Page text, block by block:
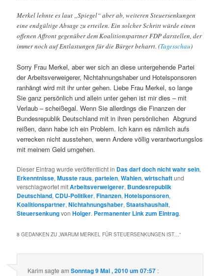
Merkel lehnte es laut „Spiegel“ aber ab, weiteren Steuersenkungen
eine endgültige Absage zu erteilen. Ein solcher Schritt würde einen
offenen Affront gegenüber dem Koalitionspartner FDP darstellen, der
immer noch auf Entlastungen für die Bürger beharrt. (Tagesschau)
Sorry Frau Merkel, aber wer sich an diese untergehende Partei
der Arbeitsverweigerer, Nichtahnungshaber und Hotelsponsoren
ranhängt wird mit ihr unter gehen. Liebe Frau Merkel, so lange
Sie ganz persönlich und allein unter gehen ist mir dies – mit
Verlaub – scheißegal. Wenn Sie allerdings die Finanzen der
Bundesrepublik Deutschland mit in ihren persönlichen Abgrund
reißen, dann habe ich ein Problem. Ich kann es nämlich aufs
verrecken nicht ausstehen, wenn Andere völlig verantwortungslos
mit meinem Geld umgehen.
Dieser Eintrag wurde veröffentlicht in Das darf doch nicht wahr sein,
Erkenntnisse,Musste raus,parteien,Wahlen,wirtschaftund
verschlagwortet mitArbeitsverweigerer, Bundesrepublik
Deutschland,CDU-Politiker,Finanzen,Hotelsponsoren,
Koalitionspartner,Nichtahnungshaber,Staatshaushalt,
SteuersenkungvonHolger. Permanenter Link zum Eintrag.
8 GEDANKEN ZU „WARUM MERKEL FÜR STEUERSENKUNGEN IST…“
Karim sagte amSonntag 9 Mai , 2010 um 07:57 :